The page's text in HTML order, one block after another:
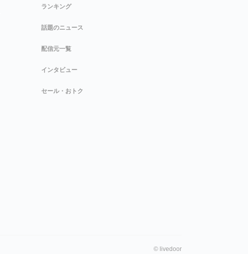
ランキング
話題のニュース
配信元一覧
インタビュー
セール・おトク
© livedoor